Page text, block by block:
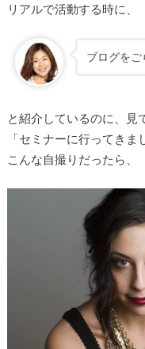
リアルで活動する時に、
ブログをご
と紹介しているのに、見
「セミナーに行ってきま
こんな自撮りだったら、